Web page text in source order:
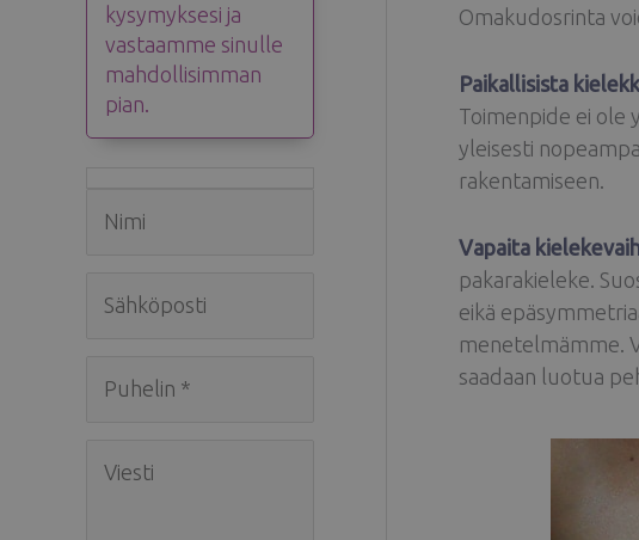
kysymyksesi ja
vastaamme sinulle
mahdollisimman
pian.
Omakudosrinta
Paikallisista
Toimenpide ei ole
yleisesti
rakentamiseen.
Vapaita
pakarakieleke.
eikä
menetelmämme.
saadaan luotua